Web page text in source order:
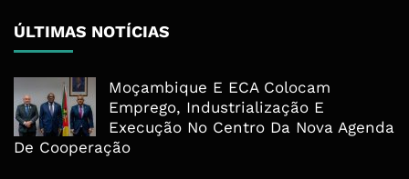
ÚLTIMAS NOTÍCIAS
Moçambique E ECA Colocam
Emprego, Industrialização E
Execução No Centro Da Nova Agenda
De Cooperação